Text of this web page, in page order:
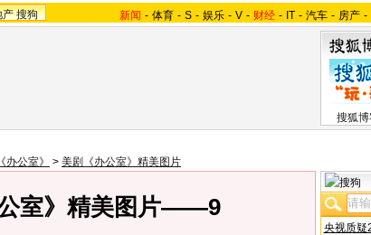
产 搜狗 新闻 - 体育 - S - 娱乐 - V - 财经 - IT - 汽车 - 房产 -
搜狐
办公室》 > 美剧《办公室》精美图片
室》精美图片——9
央视质疑